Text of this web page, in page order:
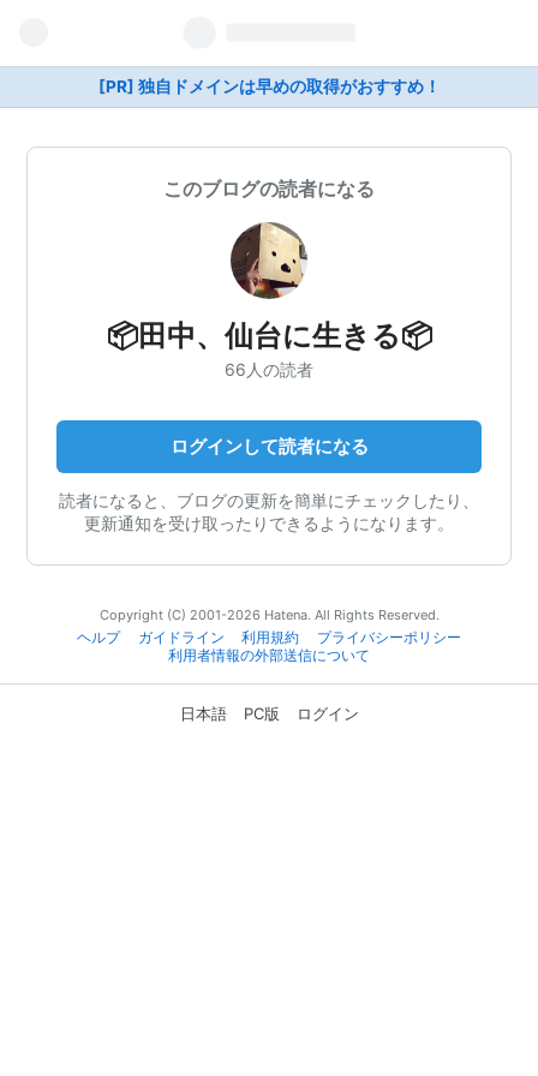
[PR] 独自ドメインは早めの取得がおすすめ！
このブログの読者になる
📦田中、仙台に生きる📦
66人の読者
ログインして読者になる
読者になると、ブログの更新を簡単にチェックしたり、
更新通知を受け取ったりできるようになります。
Copyright (C) 2001-2026 Hatena. All Rights Reserved.
ヘルプ
ガイドライン 利用規約
プライバシーポリシー
利用者情報の外部送信について
日本語 PC版 ログイン